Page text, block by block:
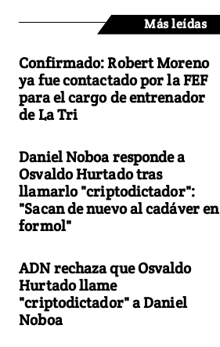
Más leídas
Confirmado: Robert Moreno
ya fue contactado por la FEF
para el cargo de entrenador
de La Tri
Daniel Noboa responde a
Osvaldo Hurtado tras
llamarlo "criptodictador":
"Sacan de nuevo al cadáver en
formol"
ADN rechaza que Osvaldo
Hurtado llame
"criptodictador" a Daniel
Noboa